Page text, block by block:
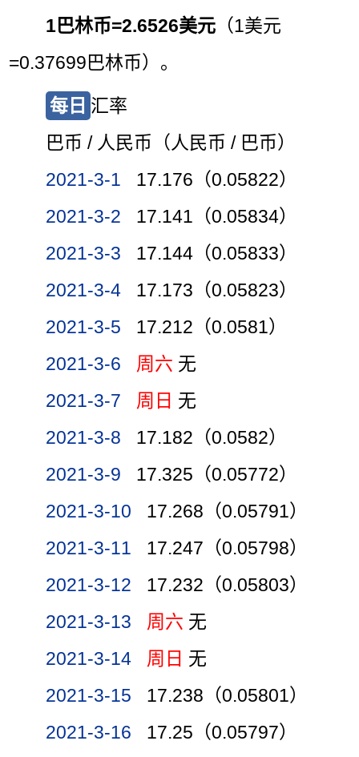
1巴林币=2.6526美元 （1美元
=0.37699巴林币）。
每日 汇率
巴币 / 人民币（人民币 / 巴币）
2021-3-1
17.176（0.05822）
2021-3-2
17.141（0.05834）
2021-3-3
17.144（0.05833）
2021-3-4
17.173（0.05823）
2021-3-5
17.212（0.0581）
2021-3-6
周六 无
2021-3-7
周日 无
2021-3-8
17.182（0.0582）
2021-3-9
17.325（0.05772）
2021-3-10
17.268（0.05791）
2021-3-11
17.247（0.05798）
2021-3-12
17.232（0.05803）
2021-3-13
周六 无
2021-3-14
周日 无
2021-3-15
17.238（0.05801）
2021-3-16
17.25（0.05797）